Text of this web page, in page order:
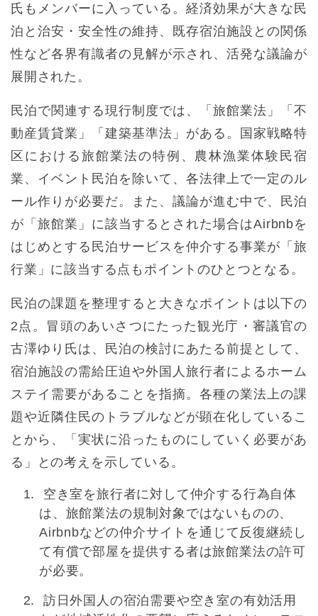
氏もメンバーに入っている。経済効果が大きな民
泊と治安・安全性の維持、既存宿泊施設との関係
性など各界有識者の見解が示され、活発な議論が
展開された。
民泊で関連する現行制度では、「旅館業法」「不
動産賃貸業」「建築基準法」がある。国家戦略特
区における旅館業法の特例、農林漁業体験民宿
業、イベント民泊を除いて、各法律上で一定のル
ール作りが必要だ。また、議論が進む中で、民泊
が「旅館業」に該当するとされた場合はAirbnbを
はじめとする民泊サービスを仲介する事業が「旅
行業」に該当する点もポイントのひとつとなる。
民泊の課題を整理すると大きなポイントは以下の
2点。冒頭のあいさつにたった観光庁・審議官の
古澤ゆり氏は、民泊の検討にあたる前提として、
宿泊施設の需給圧迫や外国人旅行者によるホーム
ステイ需要があることを指摘。各種の業法上の課
題や近隣住民のトラブルなどが顕在化しているこ
とから、「実状に沿ったものにしていく必要があ
る」との考えを示している。
空き室を旅行者に対して仲介する行為自体
は、旅館業法の規制対象ではないものの、
Airbnbなどの仲介サイトを通じて反復継続し
て有償で部屋を提供する者は旅館業法の許可
が必要。
訪日外国人の宿泊需要や空き室の有効活用